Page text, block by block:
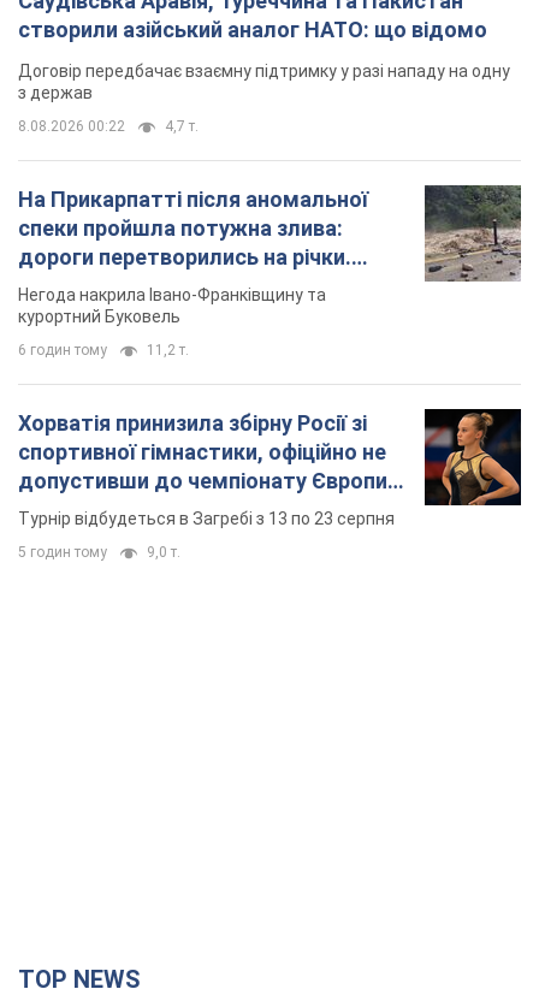
створили азійський аналог НАТО: що відомо
Договір передбачає взаємну підтримку у разі нападу на одну
з держав
8.08.2026 00:22 4,7 т.
На Прикарпатті після аномальної
спеки пройшла потужна злива:
дороги перетворились на річки.
Відео
Негода накрила Івано-Франківщину та
курортний Буковель
6 годин тому 11,2 т.
Хорватія принизила збірну Росії зі
спортивної гімнастики, офіційно не
допустивши до чемпіонату Європи
основних спортсменів
Турнір відбудеться в Загребі з 13 по 23 серпня
5 годин тому 9,0 т.
TOP NEWS